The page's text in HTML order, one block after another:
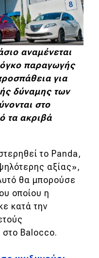
αναμένεται
όγκο παραγωγής
για
δύναμης των
στο
τα ακριβά
το Panda,
αξίας»,
θα μπορούσε
οποίου η
κατά την
στο Balocco.